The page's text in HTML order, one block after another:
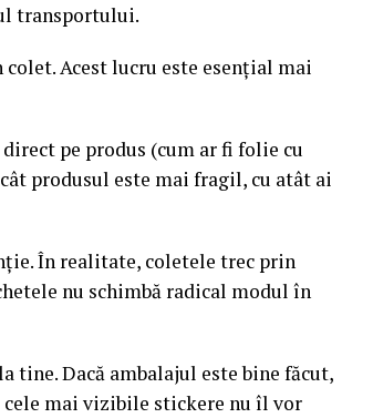
transportului.
Acest lucru este esențial mai
pe produs (cum ar fi folie cu
produsul este mai fragil, cu atât ai
În realitate, coletele trec prin
nu schimbă radical modul în
tine. Dacă ambalajul este bine făcut,
cele mai vizibile stickere nu îl vor